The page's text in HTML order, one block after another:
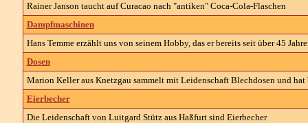
Rainer Janson taucht auf Curacao nach "antiken" Coca-Cola-Flaschen
Dampfmaschinen
Hans Temme erzählt uns von seinem Hobby, das er bereits seit über 45
Dosen
Marion Keller aus Knetzgau sammelt mit Leidenschaft Blechdosen und hat
Eierbecher
Die Leidenschaft von Luitgard Stütz aus Haßfurt sind Eierbecher